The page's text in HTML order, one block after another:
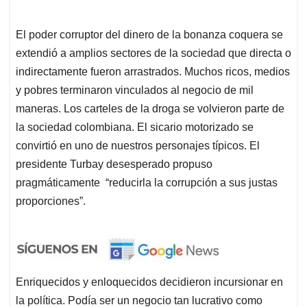
El poder corruptor del dinero de la bonanza coquera se
extendió a amplios sectores de la sociedad que directa o
indirectamente fueron arrastrados. Muchos ricos, medios
y pobres terminaron vinculados al negocio de mil
maneras. Los carteles de la droga se volvieron parte de
la sociedad colombiana. El sicario motorizado se
convirtió en uno de nuestros personajes típicos. El
presidente Turbay desesperado propuso
pragmáticamente “reducirla la corrupción a sus justas
proporciones”.
Enriquecidos y enloquecidos decidieron incursionar en
la política. Podía ser un negocio tan lucrativo como